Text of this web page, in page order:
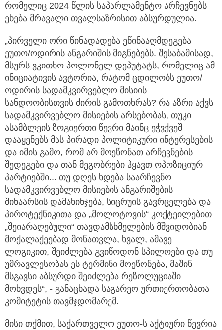
რომელიც 2024 წლის საპარლამენტო არჩევნებს
ეხება მრავალი თვალსაზრისით აბსურდულია.
„პირველი ორი წინადადება ეწინააღმდეგება
ეუთო/ოდირის ანგარიშის მიგნებებს. შესაბამისად,
მსურს ვკითხო პოლონელ დეპუტატს, რომელიც ამ
ინიციატივის ავტორია, რატომ ცდილობს ეუთო/
ოდირის სადამკვირვებლო მისიის
სანდოობისთვის ძირის გამოთხრას? რა აზრი აქვს
სადამკვირვებლო მისიების არსებობას, თუკი
ასამბლეის ზოგიერთი წევრი მაინც ეჭვქვეშ
დააყენებს მას პირადი პოლიტიკური ინტერესების
და იმის გამო, რომ არ მოეწონათ არჩევნების
შედეგები და თან მეგობრები ჰყავთ ოპოზიციურ
პარტიებში... თუ დღეს ხდება საარჩევნო
სადამკვირვებლო მისიების ანგარიშების
შინაარსის დამახინჯება, სიცრუის გავრცელება და
პიროტექნიკითა და „მოლოტოვის“ კოქტეილებით
„შეიარაღებული“ თავდამსხმელების მშვიდობიან
მოქალაქეებად მონათვლა, ხვალ, ამავე
ლოგიკით, შეიძლება გვიწოდონ სპილოები და თუ
უმრავლესობას ეს ტერმინი მოეწონება, მაშინ
მსგავსი აბსურდი შეიძლება რეზოლუციაში
მოხვდეს“, - განაცხადა საგარეო ურთიერთობათა
კომიტეტის თავმჯდომარემ.
მისი თქმით, საქართველო ეუთო-ს აქტიური წევრია